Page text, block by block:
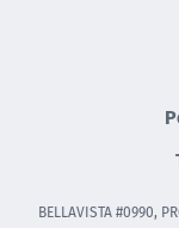
BELLAVISTA #0990,